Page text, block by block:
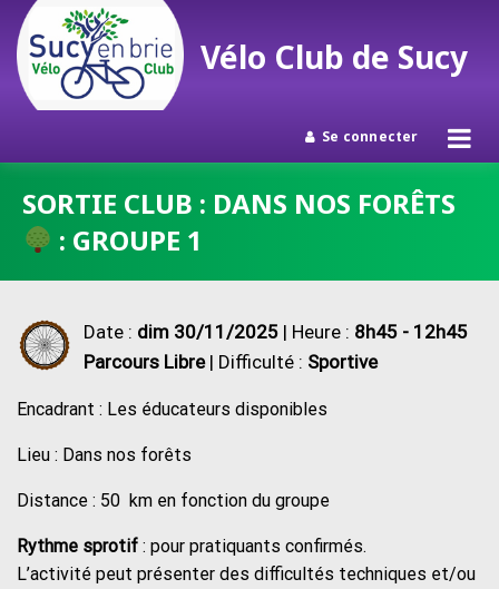
contenu
Vélo Club de Sucy
Se connecter
SORTIE CLUB : DANS NOS FORÊTS
: GROUPE 1
Date : dim 30/11/2025 | Heure : 8h45 - 12h45
Parcours Libre| Difficulté : Sportive
Encadrant : Les éducateurs disponibles
Lieu : Dans nos forêts
Distance : 50 km en fonction du groupe
Rythme sprotif : pour pratiquants confirmés.
L’activité peut présenter des difficultés techniques et/ou